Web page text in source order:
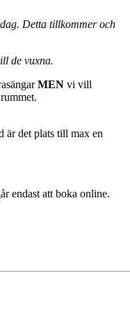
Detta tillkommer och
de vuxna.
MEN vi vill
är det plats till max en
endast att boka online.